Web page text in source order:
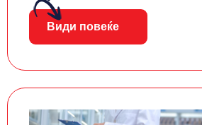
Види повеќе